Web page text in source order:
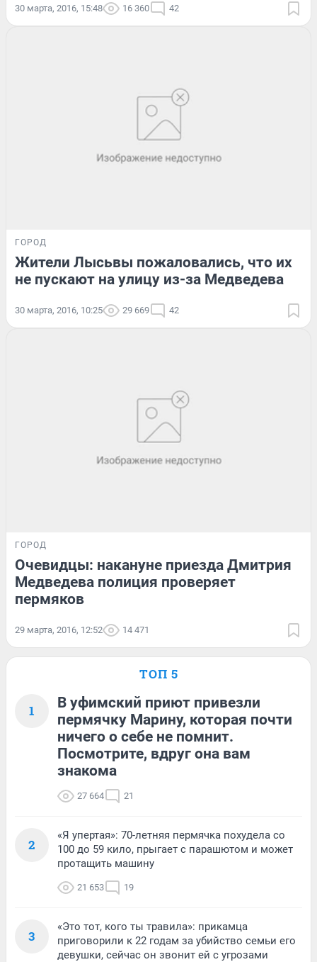
30 марта, 2016, 15:48 16 360 42
ГОРОД
Жители Лысьвы пожаловались, что их
не пускают на улицу из-за Медведева
30 марта, 2016, 10:25 29 669 42
ГОРОД
Очевидцы: накануне приезда Дмитрия
Медведева полиция проверяет
пермяков
29 марта, 2016, 12:52 14 471
ТОП 5
1
В уфимский приют привезли
пермячку Марину, которая почти
ничего о себе не помнит.
Посмотрите, вдруг она вам
знакома
27 664 21
2
«Я упертая»: 70-летняя пермячка похудела со
100 до 59 кило, прыгает с парашютом и может
протащить машину
21 653 19
3
«Это тот, кого ты травила»: прикамца
приговорили к 22 годам за убийство семьи его
девушки, сейчас он звонит ей с угрозами